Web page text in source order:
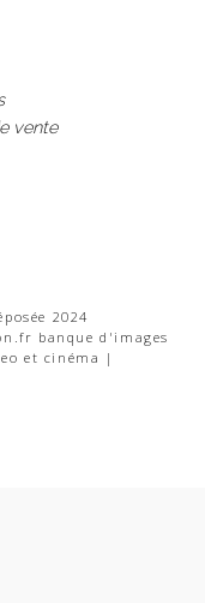
vente
2024
banque d'images
et cinéma |